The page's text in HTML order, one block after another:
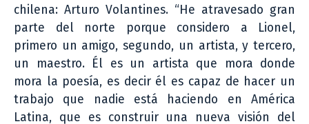
chilena: Arturo Volantines. “He atravesado gran
parte del norte porque considero a Lionel,
primero un amigo, segundo, un artista, y tercero,
un maestro. Él es un artista que mora donde
mora la poesía, es decir él es capaz de hacer un
trabajo que nadie está haciendo en América
Latina, que es construir una nueva visión del